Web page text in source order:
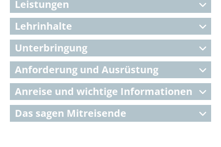
Leistungen
Lehrinhalte
Unterbringung
Anforderung und Ausrüstung
Anreise und wichtige Informationen
Das sagen Mitreisende